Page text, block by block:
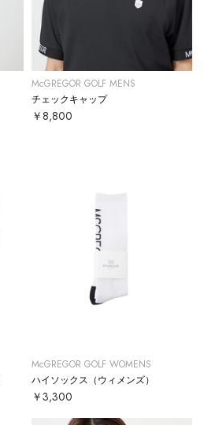
McGREGOR GOLF MENS
チェックキャップ
￥8,800
McGREGOR GOLF WOMENS
ハイソックス（ウィメンズ）
￥3,300